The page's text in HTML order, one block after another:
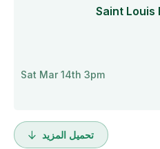
Saint
Sat Mar 14th 3pm
تحميل المزيد